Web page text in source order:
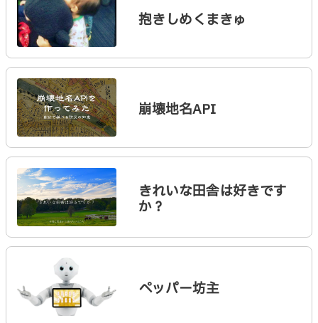
抱きしめくまきゅ
崩壊地名API
きれいな田舎は好きです
か？
ペッパー坊主